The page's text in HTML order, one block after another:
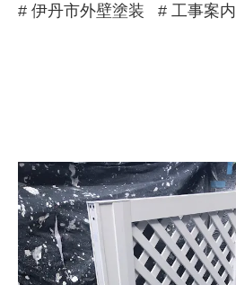
# 伊丹市外壁塗装 # 工事案内